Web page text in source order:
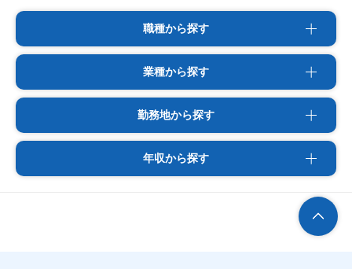
職種から探す
業種から探す
勤務地から探す
年収から探す